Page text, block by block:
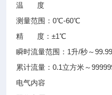
温 度
测量范围：0℃-60℃
精 度：±1℃
瞬时流量范围：1升/秒～
累计流量：0.1立方米～
电气内容